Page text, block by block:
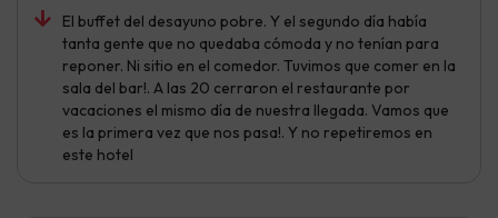
El buffet del desayuno pobre. Y el segundo día había
tanta gente que no quedaba cómoda y no tenían para
reponer. Ni sitio en el comedor. Tuvimos que comer en la
sala del bar!. A las 20 cerraron el restaurante por
vacaciones el mismo día de nuestra llegada. Vamos que
es la primera vez que nos pasa!. Y no repetiremos en
este hotel